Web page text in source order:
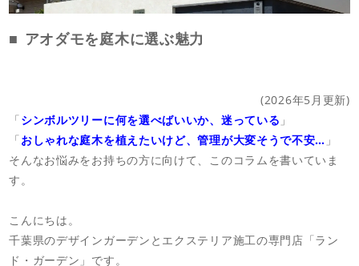
プライバシーポリシー
採用情報
アオダモを庭木に選ぶ魅力
(2026年5月更新)
「シンボルツリーに何を選べばいいか、迷っている 」
「おしゃれな庭木を植えたいけど、管理が大変そうで不安… 」
そんなお悩みをお持ちの方に向けて、このコラムを書いていま
す。
こんにちは。
千葉県のデザインガーデンとエクステリア施工の専門店「ラン
ド・ガーデン」です。